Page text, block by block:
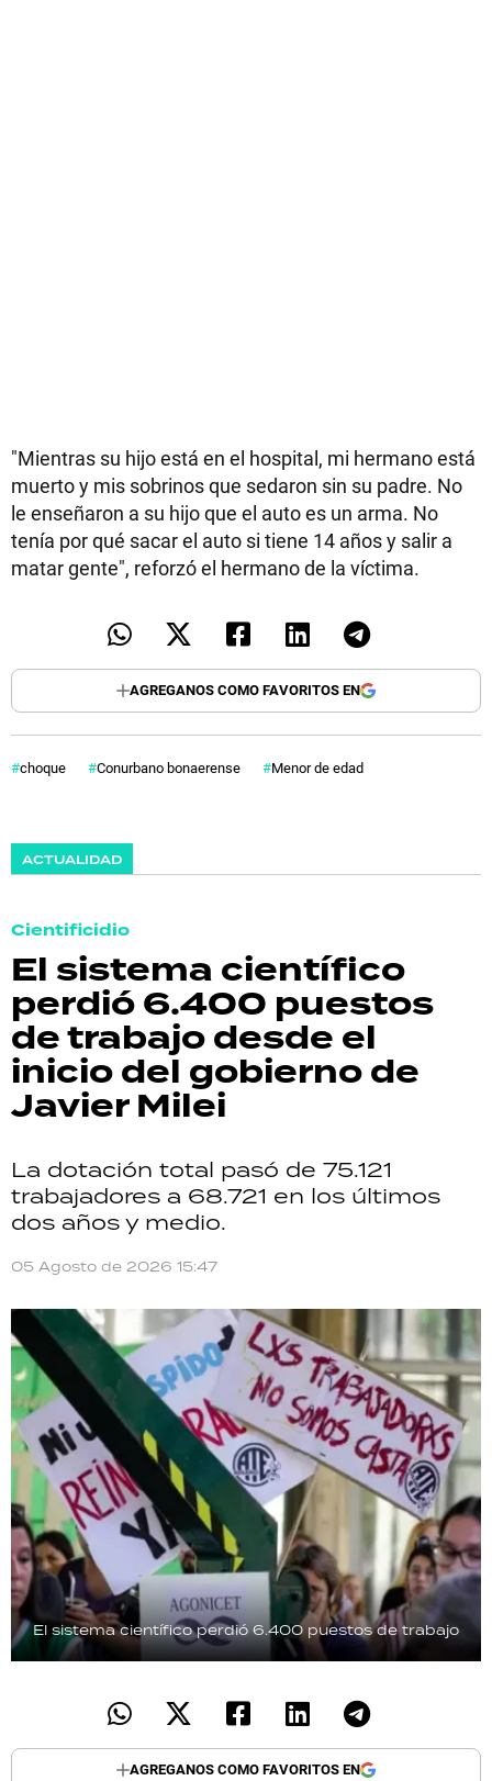
"Mientras su hijo está en el hospital, mi hermano está
muerto y mis sobrinos que sedaron sin su padre. No
le enseñaron a su hijo que el auto es un arma. No
tenía por qué sacar el auto si tiene 14 años y salir a
matar gente", reforzó el hermano de la víctima.
AGREGANOS COMO FAVORITOS EN
choque Conurbano bonaerense Menor de edad
ACTUALIDAD
Cientificidio
El sistema científico
perdió 6.400 puestos
de trabajo desde el
inicio del gobierno de
Javier Milei
La dotación total pasó de 75.121
trabajadores a 68.721 en los últimos
dos años y medio.
05 Agosto de 2026 15:47
El sistema científico perdió 6.400 puestos de trabajo
AGREGANOS COMO FAVORITOS EN